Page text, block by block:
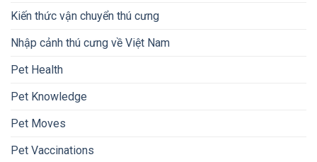
Kiến thức vận chuyển thú cưng
Nhập cảnh thú cưng về Việt Nam
Pet Health
Pet Knowledge
Pet Moves
Pet Vaccinations